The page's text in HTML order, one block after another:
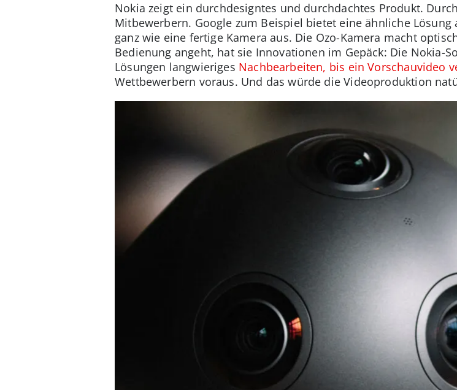
Nokia zeigt ein durchdesigntes und durchdachtes Produkt.
Mitbewerbern. Google zum Beispiel bietet eine ähnliche
ganz wie eine fertige Kamera aus. Die Ozo-Kamera macht
Bedienung angeht, hat sie Innovationen im Gepäck: Die Nokia-
Lösungen langwieriges Nachbearbeiten, bis ein Vorschauvideo
Wettbewerbern voraus. Und das würde die Videoproduktion